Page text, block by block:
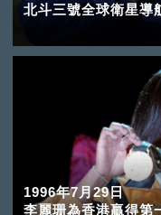
北斗三號全球衛星導
1996年7月29日
李麗珊為香港贏得第